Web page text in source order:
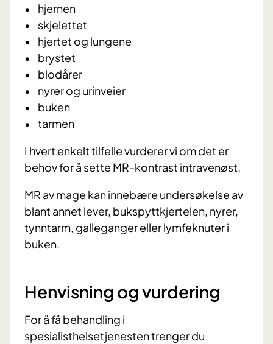
• hjernen
• skjelettet
• hjertet og lungene
• brystet
• blodårer
• nyrer og urinveier
• buken
• tarmen
I hvert enkelt tilfelle vurderer vi om det er
behov for å sette MR-kontrast intravenøst.
MR av mage kan innebære undersøkelse av
blant annet lever, bukspyttkjertelen, nyrer,
tynntarm, galleganger eller lymfeknuter i
buken.
Henvisning og vurdering
For å få behandling i
spesialisthelsetjenesten trenger du